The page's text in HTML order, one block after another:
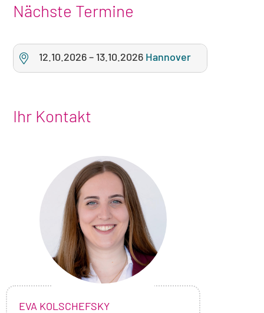
Nächste Termine
12.10.2026– 13.10.2026 Hannover
Ihr Kontakt
Foto
von
Eva
Kolschefsky
NAME:
EVA KOLSCHEFSKY,